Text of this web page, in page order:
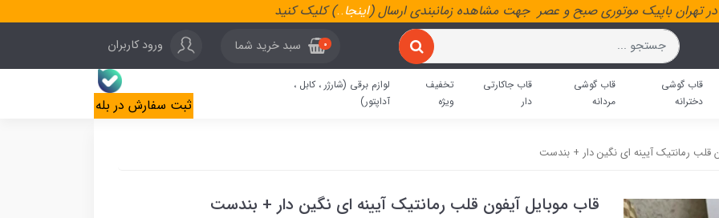
تهران باپیک موتوری صبح و عصر جهت مشاهده زمانبندی ارسال (اینجا..) کلیک کنید
0 سبد خرید شما ورود کاربران
قاب گوشی
دخترانه
قاب گوشی
مردانه
قاب جاکارتی
دار
تخفیف
ویژه
لوازم برقی (شارژر ، کابل ،
آداپتور)
ثبت سفارش در بله
قلب رمانتیک آیینه ای نگین دار + بندست
قاب موبایل آیفون قلب رمانتیک آیینه ای نگین دار + بندست